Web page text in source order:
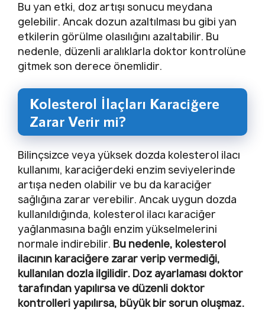
Bu yan etki, doz artışı sonucu meydana
gelebilir. Ancak dozun azaltılması bu gibi yan
etkilerin görülme olasılığını azaltabilir. Bu
nedenle, düzenli aralıklarla doktor kontrolüne
gitmek son derece önemlidir.
Kolesterol İlaçları Karaciğere
Zarar Verir mi?
Bilinçsizce veya yüksek dozda kolesterol ilacı
kullanımı, karaciğerdeki enzim seviyelerinde
artışa neden olabilir ve bu da karaciğer
sağlığına zarar verebilir. Ancak uygun dozda
kullanıldığında, kolesterol ilacı karaciğer
yağlanmasına bağlı enzim yükselmelerini
normale indirebilir. Bu nedenle, kolesterol
ilacının karaciğere zarar verip vermediği,
kullanılan dozla ilgilidir. Doz ayarlaması doktor
tarafından yapılırsa ve düzenli doktor
kontrolleri yapılırsa, büyük bir sorun oluşmaz.